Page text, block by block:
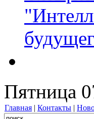
Пятница
Главная | Контакты |